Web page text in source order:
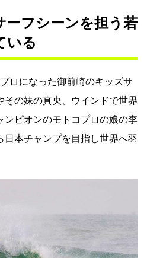
ーフシーンを担う若
いる
ロになった御前崎のキッズサ
その妹の真央、ウインドで世界
ンピオンのモトコプロの娘の李
日本チャンプを目指し世界へ羽